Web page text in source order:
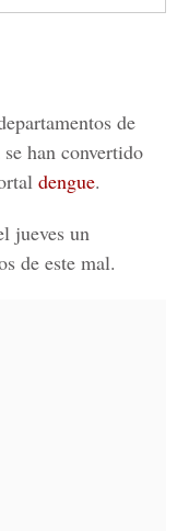
de
se han convertido
dengue.
jueves un
de este mal.